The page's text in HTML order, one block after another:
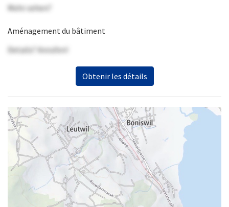
Mehr sehen?
Aménagement du bâtiment
Details? Anrufen!
Obtenir les détails